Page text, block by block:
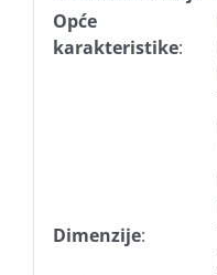
Opće
karakteristike:
Dimenzije: